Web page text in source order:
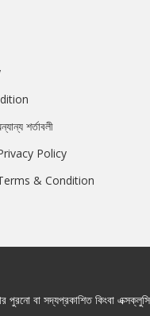
শর্তাবলী
Policy
& Condition
পুরনো বা সদ্যপ্রকাশিত কিংবা